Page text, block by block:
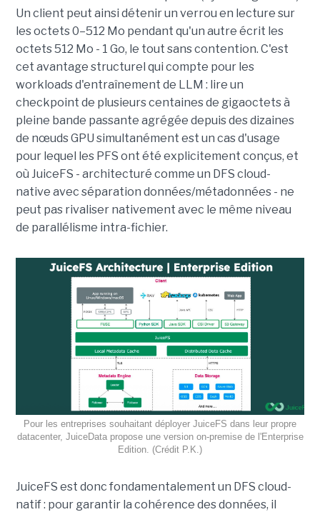
Un client peut ainsi détenir un verrou en lecture sur
les octets 0–512 Mo pendant qu'un autre écrit les
octets 512 Mo - 1 Go, le tout sans contention. C'est
cet avantage structurel qui compte pour les
workloads d'entraînement de LLM : lire un
checkpoint de plusieurs centaines de gigaoctets à
pleine bande passante agrégée depuis des dizaines
de nœuds GPU simultanément est un cas d'usage
pour lequel les PFS ont été explicitement conçus, et
où JuiceFS - architecturé comme un DFS cloud-
native avec séparation données/métadonnées - ne
peut pas rivaliser nativement avec le même niveau
de parallélisme intra-fichier.
Pour les entreprises souhaitant déployer JuiceFS dans leur propre
datacenter, JuiceData propose une version on-premise de l'Enterprise
Edition. (Crédit P.K.)
JuiceFS est donc fondamentalement un DFS cloud-
natif : pour garantir la cohérence des données, il